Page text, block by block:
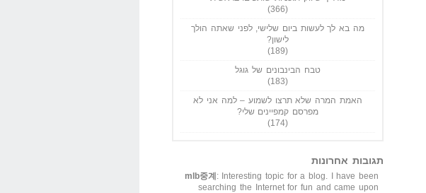
(366)
מה בא לך לעשות ביום שלישי, לפני שאתה הולך
לישון?
(189)
טבח הבינבונים של גוגל
(183)
האמת המרה שלא תרצו לשמוע – למה אני לא
מפרסם קמפיינים שלי?
(174)
תגובות אחרונות
mlb중계 : Interesting topic for a blog. I have been
searching the Internet for fun and came upon